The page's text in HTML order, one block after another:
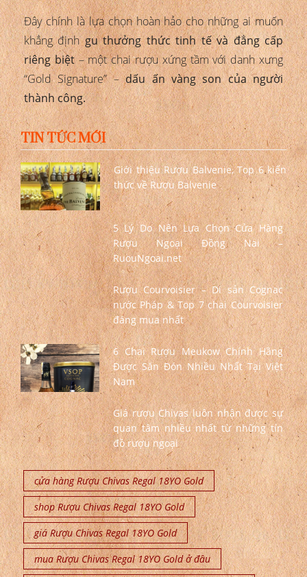
Đây chính là lựa chọn hoàn hảo cho những ai muốn
khẳng địnhgu thưởng thức tinh tế và đẳng cấp
riêng biệt– một chai rượu xứng tầm với danh xưng
“Gold Signature” –dấu ấn vàng son của người
thành công.
TIN TỨC MỚI
Giới thiệu Rượu Balvenie, Top 6 kiến
thức về Rượu Balvenie
5 Lý Do Nên Lựa Chọn Cửa Hàng
Rượu Ngoại Đồng Nai –
RuouNgoai.net
Rượu Courvoisier – Di sản Cognac
nước Pháp & Top 7 chai Courvoisier
đáng mua nhất
6 Chai Rượu Meukow Chính Hãng
Được Săn Đón Nhiều Nhất Tại Việt
Nam
Giá rượu Chivas luôn nhận được sự
quan tâm nhiều nhất từ những tín
đồ rượu ngoại
cửa hàng Rượu Chivas Regal 18YO Gold
shop Rượu Chivas Regal 18YO Gold
giá Rượu Chivas Regal 18YO Gold
mua Rượu Chivas Regal 18YO Gold ở đâu